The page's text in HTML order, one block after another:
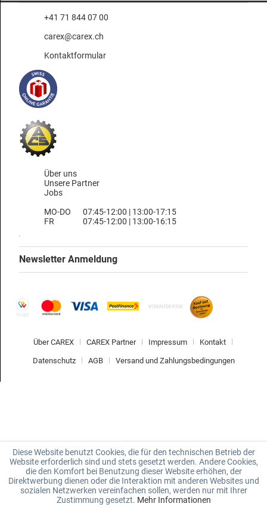
+41 71 844 07 00
carex@carex.ch
Kontaktformular
Über uns
Unsere Partner
Jobs
MO-DO
FR
07:45-12:00 | 13:00-17:15
07:45-12:00 | 13:00-16:15
Newsletter Anmeldung
Über CAREX CAREX Partner Impressum Kontakt
Datenschutz AGB Versand und Zahlungsbedingungen
Diese Website benutzt Cookies, die für den technischen Betrieb der
Website erforderlich sind und stets gesetzt werden. Andere Cookies,
die den Komfort bei Benutzung dieser Website erhöhen, der
Direktwerbung dienen oder die Interaktion mit anderen Websites und
sozialen Netzwerken vereinfachen sollen, werden nur mit Ihrer
Zustimmung gesetzt. Mehr Informationen